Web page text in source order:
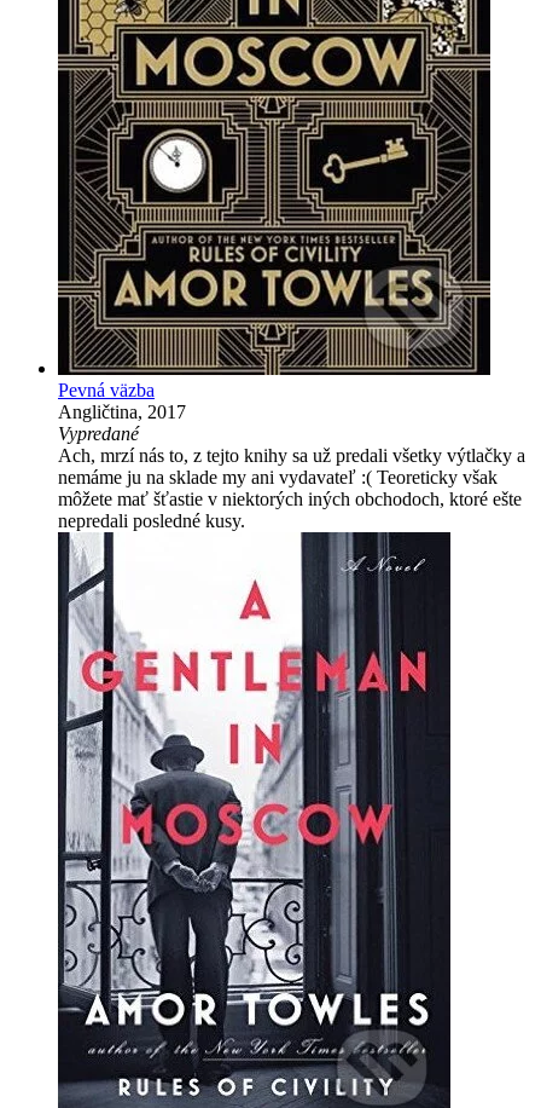
Pevná väzba
Angličtina, 2017
Vypredané
Ach, mrzí nás to, z tejto knihy sa už predali všetky výtlačky a
nemáme ju na sklade my ani vydavateľ :( Teoreticky však
môžete mať šťastie v niektorých iných obchodoch, ktoré ešte
nepredali posledné kusy.